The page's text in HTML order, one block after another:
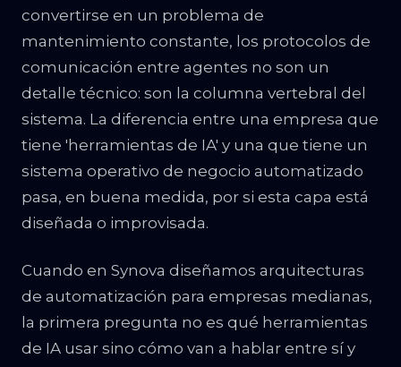
convertirse en un problema de
mantenimiento constante, los protocolos de
comunicación entre agentes no son un
detalle técnico: son la columna vertebral del
sistema. La diferencia entre una empresa que
tiene 'herramientas de IA' y una que tiene un
sistema operativo de negocio automatizado
pasa, en buena medida, por si esta capa está
diseñada o improvisada.
Cuando en Synova diseñamos arquitecturas
de automatización para empresas medianas,
la primera pregunta no es qué herramientas
de IA usar sino cómo van a hablar entre sí y